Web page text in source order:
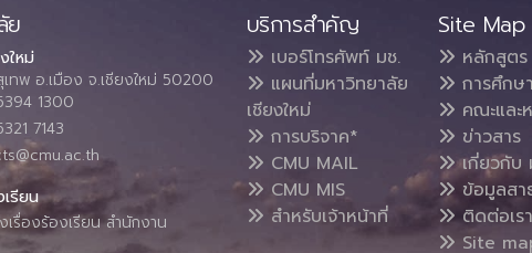
ย
ใหม่
ทพ อ.เมือง จ.เชียงใหม่ 50200
1300
7143
รียน
เรื่องร้องเรียน สำนักงาน
บริการสำคัญ
เบอร์โทรศัพท์ มช.
แผนที่มหาวิทยาลัย
เชียงใหม่
การบริจาค*
CMU MAIL
CMU MIS
สำหรับเจ้าหน้าที่
Site Map
หลักสูตร
การศึกษ
คณะและ
ข่าวสาร
เกี่ยวกับ
ข้อมูลสา
ติดต่อเร
Site